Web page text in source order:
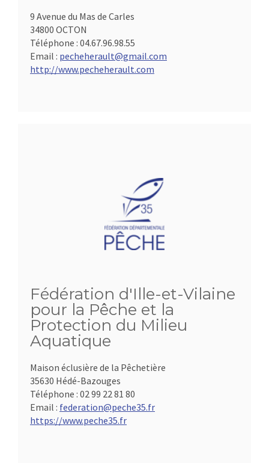
9 Avenue du Mas de Carles
34800 OCTON
Téléphone : 04.67.96.98.55
Email : pecheherault@gmail.com
http://www.pecheherault.com
Fédération d'Ille-et-Vilaine
pour la Pêche et la
Protection du Milieu
Aquatique
Maison éclusière de la Pêchetière
35630 Hédé-Bazouges
Téléphone : 02 99 22 81 80
Email : federation@peche35.fr
https://www.peche35.fr